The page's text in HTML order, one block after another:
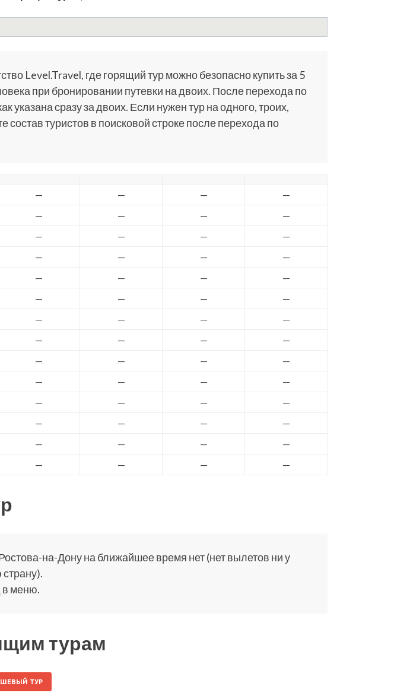
Level.Travel, где горящий тур можно безопасно купить за 5
при бронировании путевки на двоих. После перехода по
указана сразу за двоих. Если нужен тур на одного, троих,
состав туристов в поисковой строке после перехода по
— — —
—
— — —
—
— — —
—
— — —
—
— — —
—
— — —
—
— — —
—
— — —
—
— — —
—
— — —
—
— — —
—
— — —
—
— — —
—
— — — —
на-Дону на ближайшее время нет (нет вылетов ни у
в меню.
турам
ТУР